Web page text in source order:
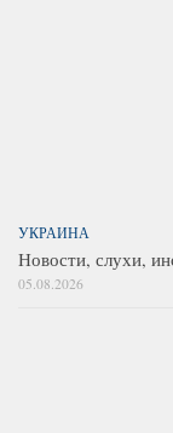
УКРАИНА
Новости, слухи,
05.08.2026